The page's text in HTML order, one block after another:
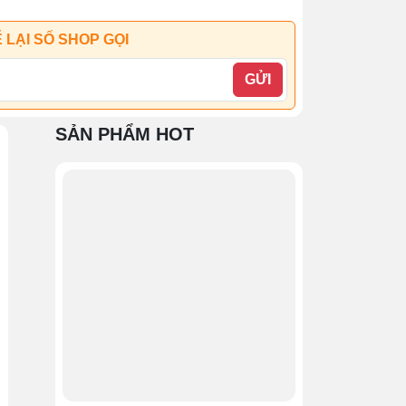
LẠI SỐ SHOP GỌI
GỬI
SẢN PHẨM HOT